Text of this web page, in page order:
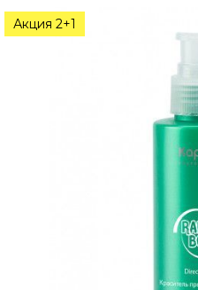
Акция 2+1